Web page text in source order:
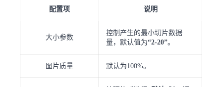
配置项 说明
大小参数
控制产生的最小切片数据
量，默认值为“2-20”。
图片质量 默认为100%。